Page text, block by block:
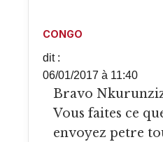
CONGO
dit :
06/01/2017 à 11:40
Bravo Nkurunziza, aho iteka ryamye.
Vous faites ce
envoyez petre